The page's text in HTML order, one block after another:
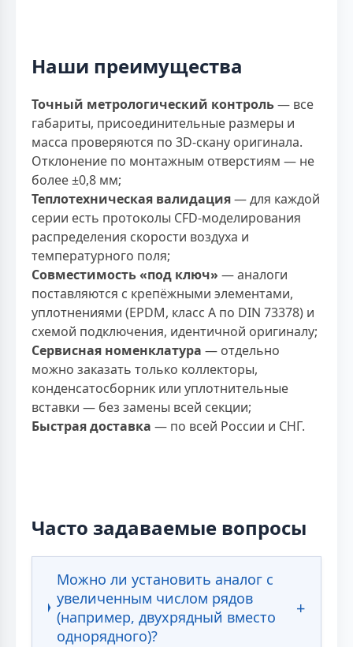
Наши преимущества
Точный метрологический контроль— все
габариты, присоединительные размеры и
масса проверяются по 3D-скану оригинала.
Отклонение по монтажным отверстиям — не
более ±0,8 мм;
Теплотехническая валидация— для каждой
серии есть протоколы CFD-моделирования
распределения скорости воздуха и
температурного поля;
Совместимость «под ключ» — аналоги
поставляются с крепёжными элементами,
уплотнениями (EPDM, класс A по DIN 73378) и
схемой подключения, идентичной оригиналу;
Сервисная номенклатура — отдельно
можно заказать только коллекторы,
конденсатосборник или уплотнительные
вставки — без замены всей секции;
Быстрая доставка — по всей России и СНГ.
Часто задаваемые вопросы
Можно ли установить аналог с
увеличенным числом рядов
(например, двухрядный вместо
однорядного)?